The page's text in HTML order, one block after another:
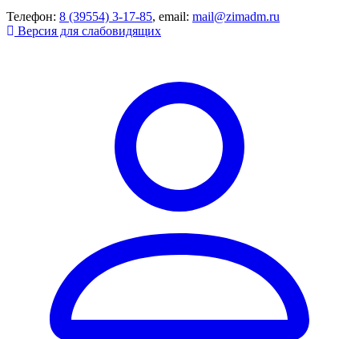
Телефон: 8 (39554) 3-17-85, email: mail@zimadm.ru
Версия для слабовидящих